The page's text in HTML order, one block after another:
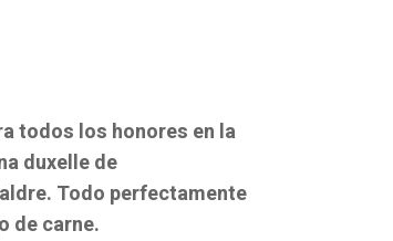
todos los honores en la
duxelle de
Todo perfectamente
de carne.